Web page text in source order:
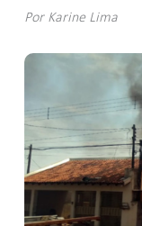
Por Karine Lima